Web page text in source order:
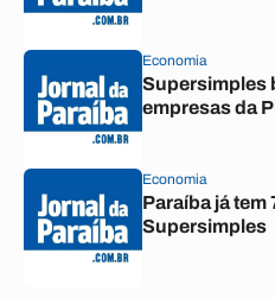
Economia
Supersimples
empresas da
Economia
Paraíba já
Supersimples